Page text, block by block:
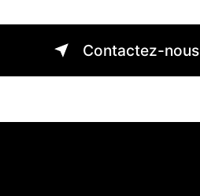
Contactez-nous